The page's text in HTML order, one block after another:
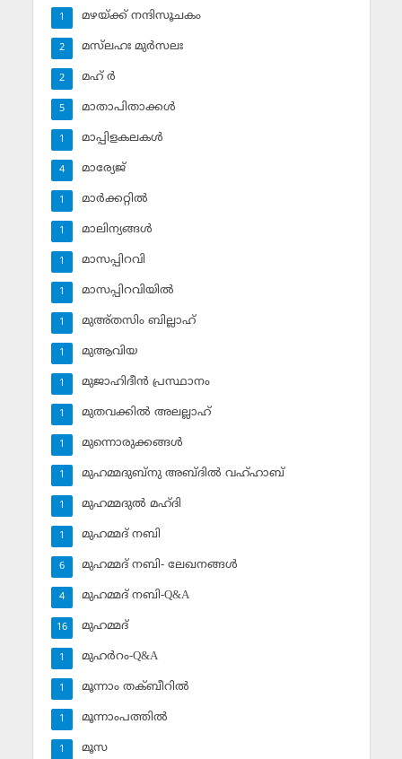
മഴയ്ക്ക് നന്ദിസൂചകം
1
മസ്‌ലഹഃ മുര്‍സലഃ
2
മഹ് ര്‍
2
മാതാപിതാക്കള്‍
5
മാപ്പിളകലകള്‍
1
മാര്യേജ്
4
മാര്‍ക്കറ്റില്‍
1
മാലിന്യങ്ങള്‍
1
മാസപ്പിറവി
1
മാസപ്പിറവിയില്‍
1
മുഅ്തസിം ബില്ലാഹ്
1
മുആവിയ
1
മുജാഹിദീന്‍ പ്രസ്ഥാനം
1
മുതവക്കില്‍ അലല്ലാഹ്
1
മുന്നൊരുക്കങ്ങള്‍
1
മുഹമ്മദുബ്‌നു അബ്ദില്‍ വഹ്ഹാബ്
1
മുഹമ്മദുല്‍ മഹ്ദി
1
മുഹമ്മദ് നബി
1
മുഹമ്മദ് നബി- ലേഖനങ്ങള്‍
6
മുഹമ്മദ് നബി-Q&A
4
മുഹമ്മദ്‌
16
മുഹര്‍റം-Q&A
1
മൂന്നാം തക്ബീറില്‍
1
മൂന്നാംപത്തില്‍
1
മൂസ
1